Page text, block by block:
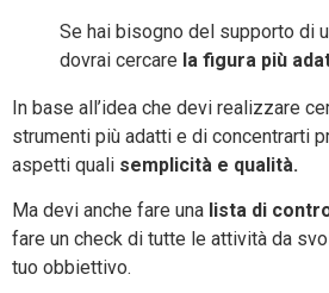
Se hai bisogno del supporto di
dovrai cercare la figura più
In base all’idea che devi realizzare
strumenti più adatti e di concentrarti
aspetti quali semplicità e qualità.
Ma devi anche fare una lista di
fare un check di tutte le attività da
tuo obbiettivo.